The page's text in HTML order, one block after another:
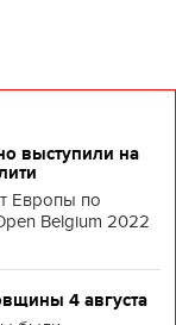
выступили на
Европы по
Belgium 2022
4 августа